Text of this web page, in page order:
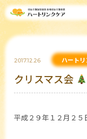
2017.12.26 ハート
クリスマス会
平成２９年１２月２５